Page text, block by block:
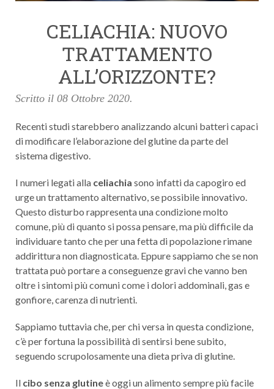
CELIACHIA: NUOVO
TRATTAMENTO
ALL’ORIZZONTE?
Scritto il 08 Ottobre 2020.
Recenti studi starebbero analizzando alcuni batteri capaci
di modificare l’elaborazione del glutine da parte del
sistema digestivo.
I numeri legati alla celiachia sono infatti da capogiro ed
urge un trattamento alternativo, se possibile innovativo.
Questo disturbo rappresenta una condizione molto
comune, più di quanto si possa pensare, ma più difficile da
individuare tanto che per una fetta di popolazione rimane
addirittura non diagnosticata. Eppure sappiamo che se non
trattata può portare a conseguenze gravi che vanno ben
oltre i sintomi più comuni come i dolori addominali, gas e
gonfiore, carenza di nutrienti.
Sappiamo tuttavia che, per chi versa in questa condizione,
c’è per fortuna la possibilità di sentirsi bene subito,
seguendo scrupolosamente una dieta priva di glutine.
Il cibo senza glutineè oggi un alimento sempre più facile